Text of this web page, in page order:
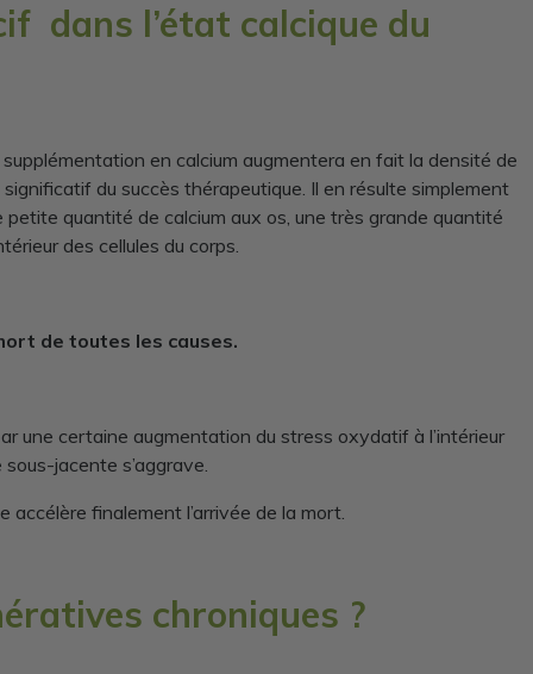
dans l’état calcique du
en calcium augmentera en fait la densité de
du succès thérapeutique. Il en résulte simplement
quantité de calcium aux os, une très grande quantité
des cellules du corps.
de toutes les causes.
une certaine augmentation du stress oxydatif à l’intérieur
jacente s’aggrave.
finalement l’arrivée de la mort.
chroniques ?